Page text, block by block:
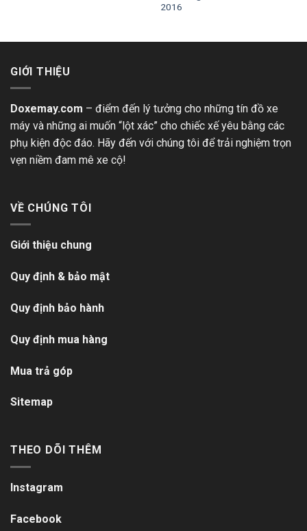
2016
GIỚI THIỆU
Doxemay.com – điểm đến lý tưởng cho những tín đồ xe
máy và những ai muốn “lột xác” cho chiếc xế yêu bằng các
phụ kiện độc đáo. Hãy đến với chúng tôi để trải nghiệm trọn
vẹn niềm đam mê xe cộ!
VỀ CHÚNG TÔI
Giới thiệu chung
Quy định & bảo mật
Quy định bảo hành
Quy định mua hàng
Mua trả góp
Sitemap
THEO DÕI THÊM
Instagram
Facebook